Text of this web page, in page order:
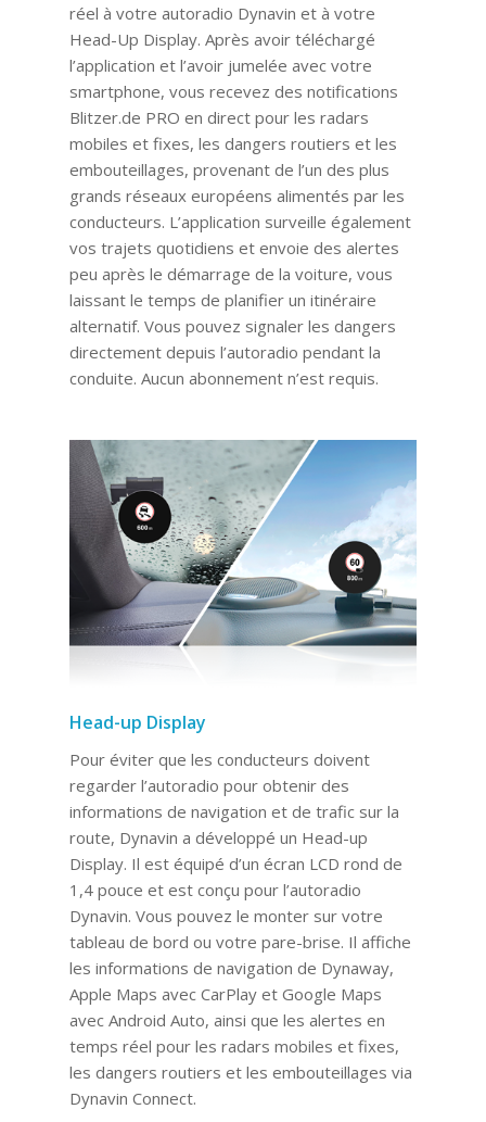
réel à votre autoradio Dynavin et à votre
Head-Up Display. Après avoir téléchargé
l’application et l’avoir jumelée avec votre
smartphone, vous recevez des notifications
Blitzer.de PRO en direct pour les radars
mobiles et fixes, les dangers routiers et les
embouteillages, provenant de l’un des plus
grands réseaux européens alimentés par les
conducteurs. L’application surveille également
vos trajets quotidiens et envoie des alertes
peu après le démarrage de la voiture, vous
laissant le temps de planifier un itinéraire
alternatif. Vous pouvez signaler les dangers
directement depuis l’autoradio pendant la
conduite. Aucun abonnement n’est requis.
Head-up Display
Pour éviter que les conducteurs doivent
regarder l’autoradio pour obtenir des
informations de navigation et de trafic sur la
route, Dynavin a développé un Head-up
Display. Il est équipé d’un écran LCD rond de
1,4 pouce et est conçu pour l’autoradio
Dynavin. Vous pouvez le monter sur votre
tableau de bord ou votre pare-brise. Il affiche
les informations de navigation de Dynaway,
Apple Maps avec CarPlay et Google Maps
avec Android Auto, ainsi que les alertes en
temps réel pour les radars mobiles et fixes,
les dangers routiers et les embouteillages via
Dynavin Connect.